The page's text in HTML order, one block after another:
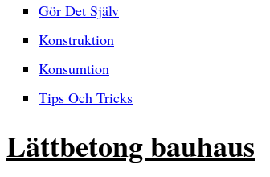
Gör Det Själv
Konstruktion
Konsumtion
Tips Och Tricks
Lättbetong bauhaus